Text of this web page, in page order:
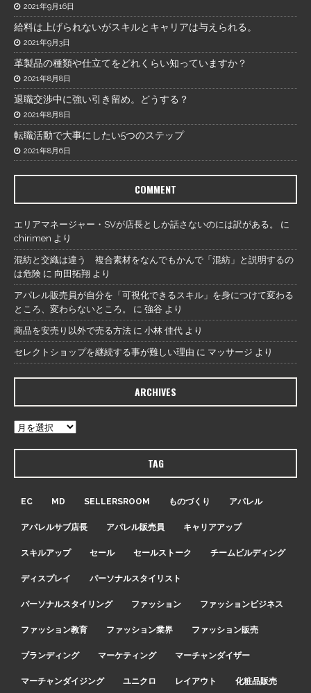
2021年9月16日
給料は上げられないがスキルとキャリアは与えられる。
2021年9月3日
革製品の種類や仕立てをどれくらい知っていますか？
2021年8月8日
退職交渉中に強い引き留め。どうする？
2021年8月8日
転職活動で大事にしたい5つのステップ
2021年8月6日
COMMENT
エリアマネージャー・SVが店長としか話さないのには訳がある。
に
chirimen より
混紡と交織は違う 複合素材をなんでもかんで「混紡」と説明するの
は危険 に 向田拓翔 より
アパレル販売員が自分を「可視化できるスキル」を身につけて変わる
ところ、変わらないところ。
に 強谷 より
商品を安売り以外で売る方法 に 小林 佳代 より
セレクトショップを継続する事が難しい理由 に マッサージ より
ARCHIVES
TAG
EC MD SELLERSROOM ものづくり アパレル
アパレルサブ店長 アパレル販売員 キャリアアップ
スキルアップ セール セールストーク チームビルディング
ディスプレイ パーソナルスタイリスト
パーソナルスタイリング ファッション ファッションビジネス
ファッション教育 ファッション業界 ファッション販売
ブランディング マーケティング マーチャンダイザー
マーチャンダイジング ユニクロ レイアウト 化粧品販売